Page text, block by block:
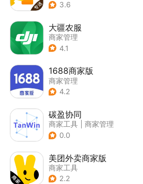
3.6
大疆农服
商家管理
4.1
1688商家版
商家管理
4.2
碳盈协同
商家工具
商家管理
0.0
美团外卖商家版
商家工具
2.2